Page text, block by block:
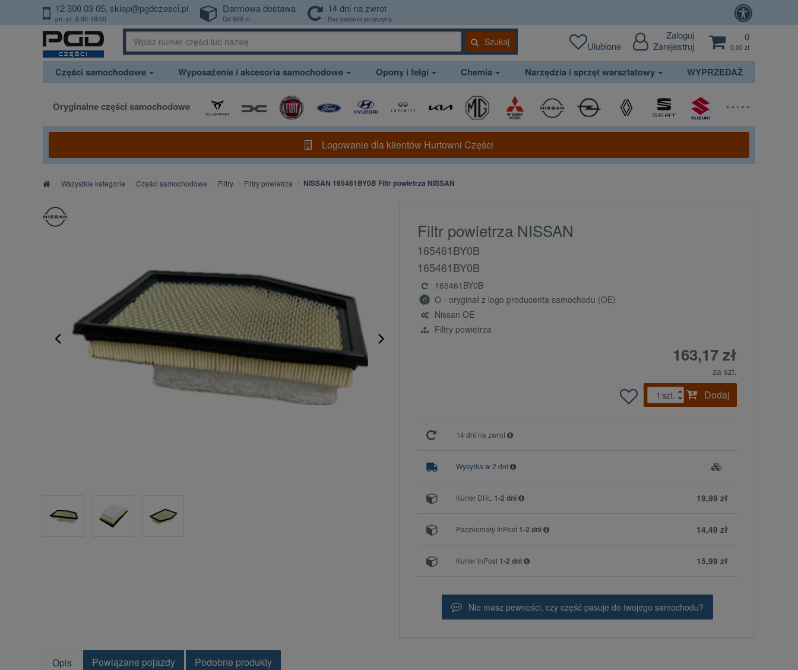
PrzejdzDoTresci
12 300 03 05 sklep@pgdczesci.pl
pn.-pt. 8:00-16:00
Darmowa dostawa
Od 500 zł
14 dni na zwrot
Bez podania przyczyny
Szukaj Ulubione
Zaloguj
Zarejestruj
0
0,00 zł
Części samochodowe Wyposażenie i akcesoria samochodowe Opony i felgi Chemia Narzędzia i sprzęt warsztatowy WYPRZEDAŻ
Oryginalne części samochodowe
Logowanie dla klientów Hurtowni Części
StronaWszystkie kategorie Części samochodowe Filtry Filtry powietrza NISSAN 165461BY0B Filtr powietrza NISSAN
Filtr powietrza NISSAN
165461BY0B
165461BY0B
165461BY0B
O - oryginał z logo producenta samochodu (OE)
Nissan OE
Filtry powietrza
163,17 zł
za szt.
szt.
Dodaj
14 dni na zwrot
Wysyłka w 2 dni
19,99 zł
Kurier DHL 1-2 dni
14,49 zł
Paczkomaty InPost 1-2 dni
15,99 zł
Kurier InPost 1-2 dni
Nie masz pewności, czy część pasuje do twojego samochodu?
Opis Powiązane pojazdy Podobne produkty